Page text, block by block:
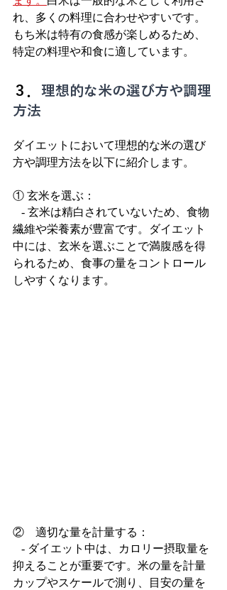
れ、多くの料理に合わせやすいです。
もち米は特有の食感が楽しめるため、
特定の料理や和食に適しています。
３． 理想的な米の選び方や調理
方法
ダイエットにおいて理想的な米の選び
方や調理方法を以下に紹介します。
① 玄米を選ぶ：
繊維や栄養素が豊富です。ダイエット
中には、玄米を選ぶことで満腹感を得
られるため、食事の量をコントロール
しやすくなります。
②　適切な量を計量する：
抑えることが重要です。米の量を計量
カップやスケールで測り、目安の量を